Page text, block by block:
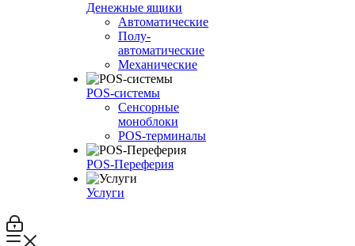
Денежные ящики
Автоматические
Полу-
автоматические
Механические
POS-системы
Сенсорные
моноблоки
POS-терминалы
POS-Переферия
Услуги